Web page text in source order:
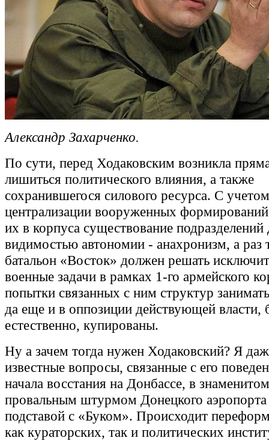
Александр Захарченко.
По сути, перед Ходаковским возникла
лишиться политического влияния, а также
сохранившегося силового ресурса. С
централизации вооруженных
их в корпуса существование подразделений
видимостью автономии - анахронизм, а раз
батальон «Восток» должен решать
военные задачи в рамках 1-го армейского
попытки связанных с ним структур
да еще и в оппозиции действующей власти,
естественно, купированы.
Ну а зачем тогда нужен Ходаковский? Я
известные вопросы, связанные с его
начала восстания на Донбассе, в
провальным штурмом Донецкого
подставой с «Буком». Происходит
как кураторских, так и политических